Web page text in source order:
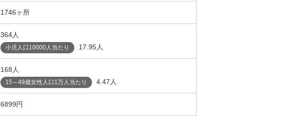
1746ヶ所
364人
小児人口10000人当たり 17.95人
168人
15～49歳女性人口1万人当たり 4.47人
6899円